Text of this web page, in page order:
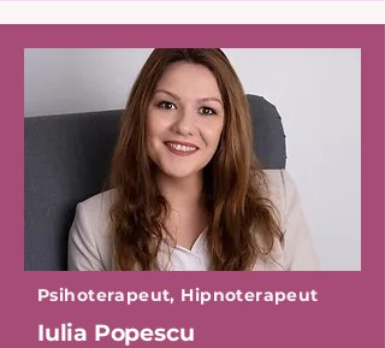
Psihoterapeut, Hipnoterapeut
Iulia Popescu